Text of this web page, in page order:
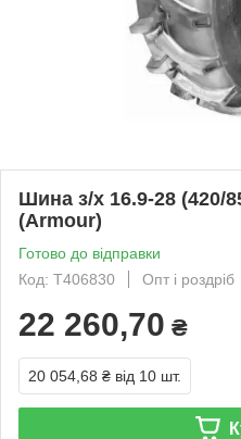
Шина з/х 16.9-28 (420/
(Armour)
Готово до відправки
Код: T406830
Опт і роздріб
22 260,70 ₴
20 054,68 ₴ від 10 шт.